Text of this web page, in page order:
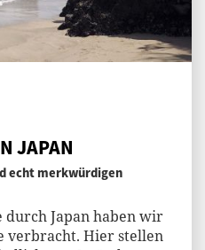
JAPAN
echt merkwürdigen
Japan haben wir
verbracht. Hier stellen